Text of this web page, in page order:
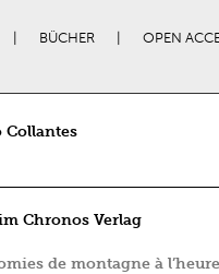
BÜCHER OPEN
Collantes
Chronos Verlag
de montagne à